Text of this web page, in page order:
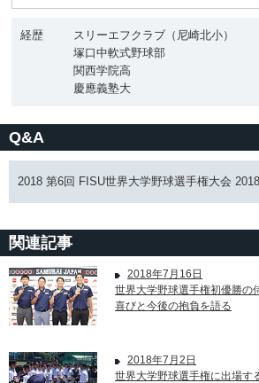
経歴
スリーエフクラブ（尼崎北小）
塚口中軟式野球部
関西学院高
慶應義塾大
Q&A
2018 第6回 FISU世界大学野球選手権大会 2018
関連記事
2018年7月16日
世界大学野球選手権初優勝の
喜びと今後の抱負を語る
2018年7月2日
世界大学野球選手権に出場す